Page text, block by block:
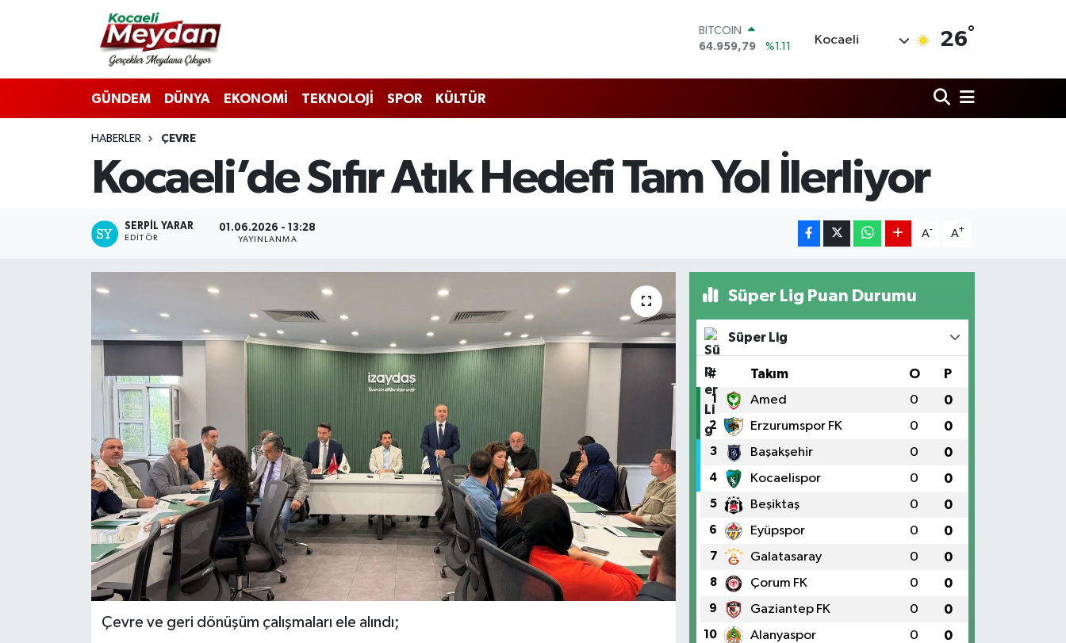
DOLAR
47,7436
%0.18
55,2510
%0.32
BİST100
13.779
%-14
BITCOIN
Kocaeli 26°
GÜNDEM DÜNYA EKONOMİ TEKNOLOJİ SPOR KÜLTÜR
HABERLER ÇEVRE
Kocaeli’de Sıfır Atık Hedefi Tam Yol İlerliyor
SERPİL YARAR
EDITÖR
01.06.2026 - 13:28
YAYINLANMA
A- A+
Çevre ve geri dönüşüm çalışmaları ele alındı;
Süper Lig Puan Durumu
Süper Lig
# Takım O P
1 Amed 0 0
2 Erzurumspor FK 0 0
3 Başakşehir 0 0
4 Kocaelispor 0 0
5 Beşiktaş 0 0
6 Eyüpspor 0 0
7 Galatasaray 0 0
8 Çorum FK 0 0
9 Gaziantep FK 0 0
10 Alanyaspor 0 0
Nöbetçi Eczaneler
Hava Durumu
Trafik Durumu
Süper Lig Puan Durumu ve Fikstür
Tüm Manşetler